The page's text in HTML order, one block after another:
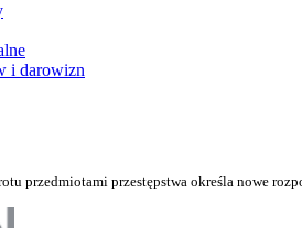
i darowizn
przedmiotami przestępstwa określa nowe